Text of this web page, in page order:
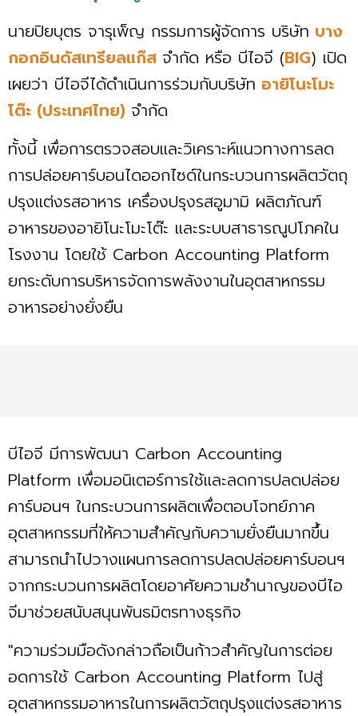
นายปิยบุตร จารุเพ็ญ กรรมการผู้จัดการ บริษัท บาง
กอกอินดัสเทรียลแก๊ส จำกัด หรือ บีไอจี (BIG) เปิด
เผยว่า บีไอจีได้ดำเนินการร่วมกับบริษัท อายิโนะโมะ
โต๊ะ (ประเทศไทย) จำกัด
ทั้งนี้ เพื่อการตรวจสอบและวิเคราะห์แนวทางการลด
การปล่อยคาร์บอนไดออกไซด์ในกระบวนการผลิตวัตถุ
ปรุงแต่งรสอาหาร เครื่องปรุงรสอูมามิ ผลิตภัณฑ์
อาหารของอายิโนะโมะโต๊ะ และระบบสาธารณูปโภคใน
โรงงาน โดยใช้ Carbon Accounting Platform
ยกระดับการบริหารจัดการพลังงานในอุตสาหกรรม
อาหารอย่างยั่งยืน
บีไอจี มีการพัฒนา Carbon Accounting
Platform เพื่อมอนิเตอร์การใช้และลดการปลดปล่อย
คาร์บอนฯ ในกระบวนการผลิตเพื่อตอบโจทย์ภาค
อุตสาหกรรมที่ให้ความสำคัญกับความยั่งยืนมากขึ้น
สามารถนำไปวางแผนการลดการปลดปล่อยคาร์บอนฯ
จากกระบวนการผลิตโดยอาศัยความชำนาญของบีไอ
จีมาช่วยสนับสนุนพันธมิตรทางธุรกิจ
"ความร่วมมือดังกล่าวถือเป็นก้าวสำคัญในการต่อย
อดการใช้ Carbon Accounting Platform ไปสู่
อุตสาหกรรมอาหารในการผลิตวัตถุปรุงแต่งรสอาหาร